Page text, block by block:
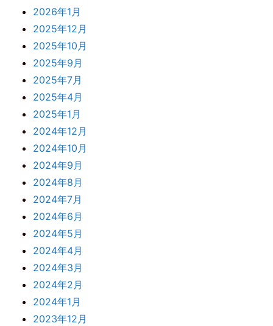
2026年1月
2025年12月
2025年10月
2025年9月
2025年7月
2025年4月
2025年1月
2024年12月
2024年10月
2024年9月
2024年8月
2024年7月
2024年6月
2024年5月
2024年4月
2024年3月
2024年2月
2024年1月
2023年12月